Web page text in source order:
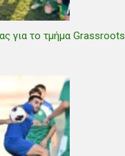
για το τμήμα Grassroots